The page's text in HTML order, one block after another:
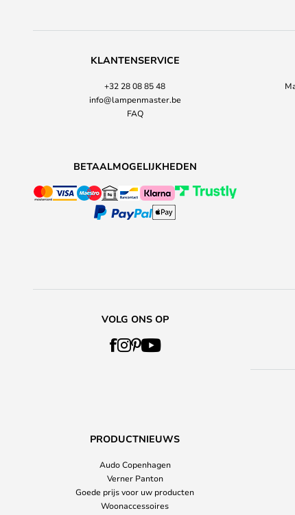
KLANTENSERVICE
+32 28 08 85 48
info@lampenmaster.be
FAQ
BETAALMOGELIJKHEDEN
VOLG ONS OP
PRODUCTNIEUWS
Audo Copenhagen
Verner Panton
Goede prijs voor uw producten
Woonaccessoires